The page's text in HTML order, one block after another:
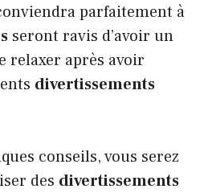
parfaitement à
seront ravis d’avoir un
relaxer après avoir
divertissements
conseils, vous serez
des divertissements